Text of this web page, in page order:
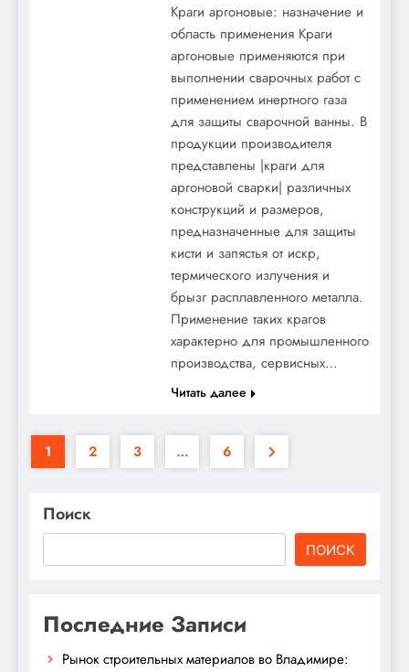
Краги аргоновые: назначение и
область применения Краги
аргоновые применяются при
выполнении сварочных работ с
применением инертного газа
для защиты сварочной ванны. В
продукции производителя
представлены |краги для
аргоновой сварки| различных
конструкций и размеров,
предназначенные для защиты
кисти и запястья от искр,
термического излучения и
брызг расплавленного металла.
Применение таких крагов
характерно для промышленного
производства, сервисных…
Читать далее
1 2 3 … 6
Поиск
ПОИСК
Последние Записи
Рынок строительных материалов во Владимире: